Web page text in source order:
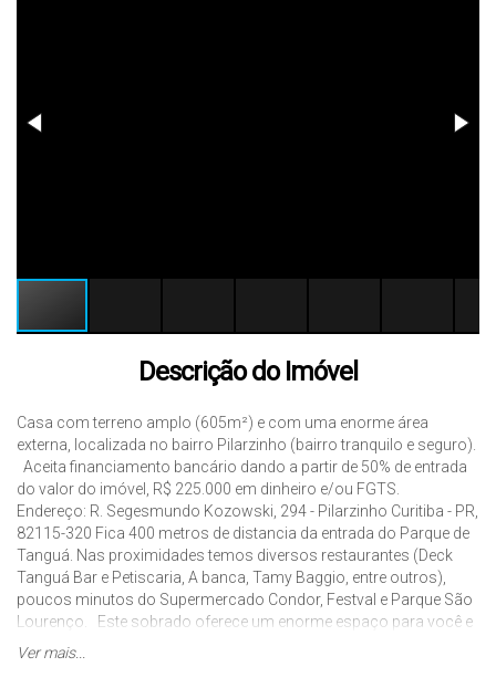
Descrição do Imóvel
Casa com terreno amplo (605m²) e com uma enorme área
externa, localizada no bairro Pilarzinho (bairro tranquilo e seguro).
Aceita financiamento bancário dando a partir de 50% de entrada
do valor do imóvel, R$ 225.000 em dinheiro e/ou FGTS.
Endereço: R. Segesmundo Kozowski, 294 - Pilarzinho Curitiba - PR,
82115-320 Fica 400 metros de distancia da entrada do Parque de
Tanguá. Nas proximidades temos diversos restaurantes (Deck
Tanguá Bar e Petiscaria, A banca, Tamy Baggio, entre outros),
poucos minutos do Supermercado Condor, Festval e Parque São
Lourenço. Este sobrado oferece um enorme espaço para você e
sua família viver bem. PISO SUPERIOR 1 Sala de estar 3 Quartos 1
Ver mais...